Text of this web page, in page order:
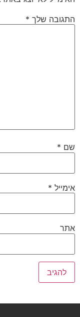
התגובה שלך *
שם *
אימייל *
אתר